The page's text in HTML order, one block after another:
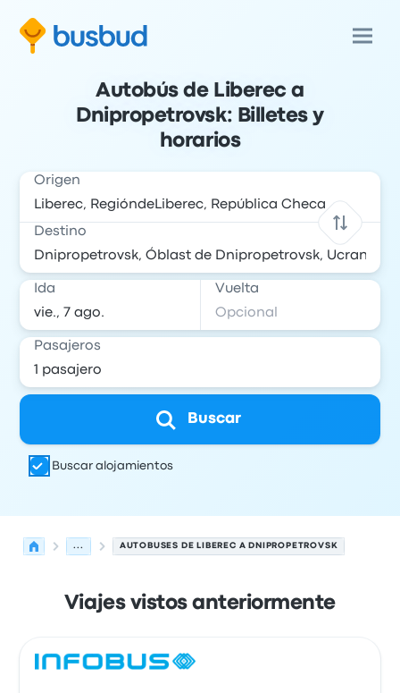
Autobús de Liberec a
Dnipropetrovsk: Billetes y
horarios
Origen
Destino
Ida Vuelta
Pasajeros
Buscar
Buscar alojamientos
... AUTOBUSES DE LIBEREC A DNIPROPETROVSK
Viajes vistos anteriormente